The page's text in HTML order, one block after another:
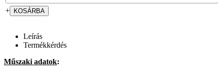
+
Leírás
Termékkérdés
Műszaki adatok: